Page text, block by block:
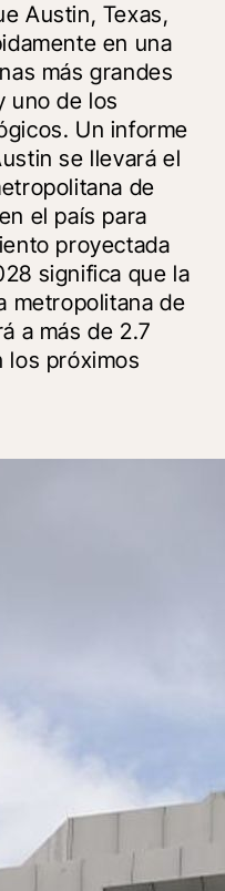
Austin, Texas,
en una
más grandes
uno de los
Un informe
se llevará el
de
el país para
proyectada
significa que la
metropolitana de
a más de 2.7
los próximos